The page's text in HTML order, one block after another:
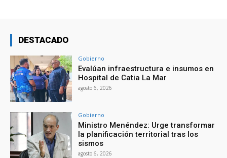
DESTACADO
Gobierno
Evalúan infraestructura e insumos en
Hospital de Catia La Mar
agosto 6, 2026
Gobierno
Ministro Menéndez: Urge transformar
la planificación territorial tras los
sismos
agosto 6, 2026